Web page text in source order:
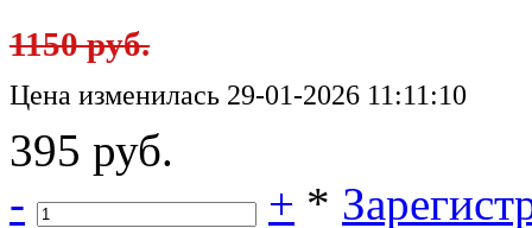
1150 руб.
Цена изменилась 29-01-2026 11:11:10
395 руб.
-
+ *